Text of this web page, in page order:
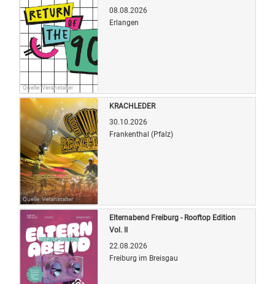
Quelle: Veranstalter
08.08.2026
Erlangen
Quelle: Veranstalter
KRACHLEDER
30.10.2026
Frankenthal (Pfalz)
Elternabend Freiburg - Rooftop Edition
Vol. II
22.08.2026
Freiburg im Breisgau